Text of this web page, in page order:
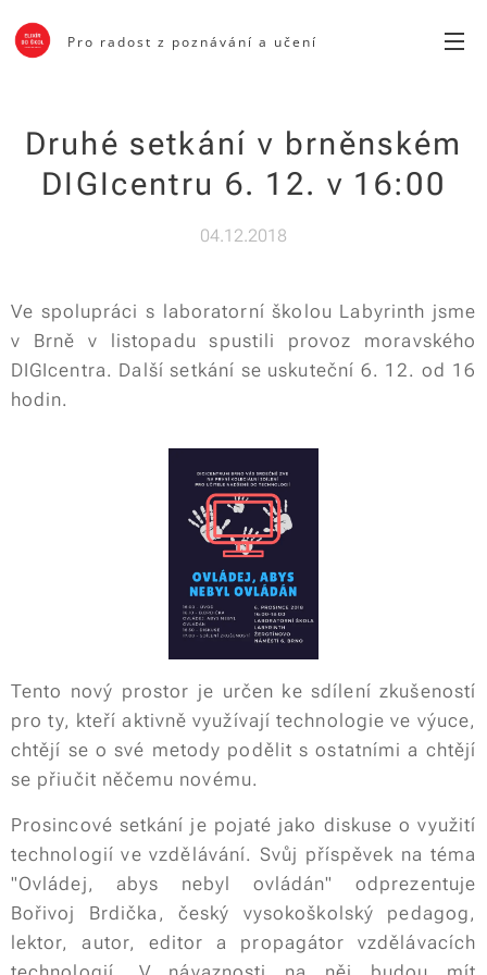
Pro radost z poznávání a učení
Druhé setkání v brněnském
DIGIcentru 6. 12. v 16:00
04.12.2018
Ve spolupráci s laboratorní školou Labyrinth jsme
v Brně v listopadu spustili provoz moravského
DIGIcentra. Další setkání se uskuteční 6. 12. od 16
hodin.
Tento nový prostor je určen ke sdílení zkušeností
pro ty, kteří aktivně využívají technologie ve výuce,
chtějí se o své metody podělit s ostatními a chtějí
se přiučit něčemu novému.
Prosincové setkání je pojaté jako diskuse o využití
technologií ve vzdělávání. Svůj příspěvek na téma
"Ovládej, abys nebyl ovládán" odprezentuje
Bořivoj Brdička, český vysokoškolský pedagog,
lektor, autor, editor a propagátor vzdělávacích